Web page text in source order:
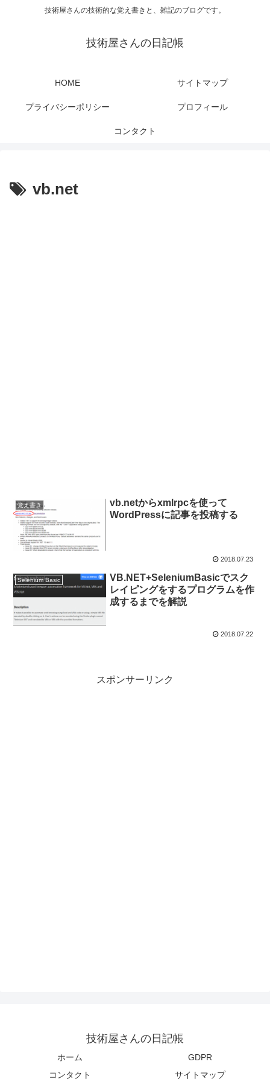
技術屋さんの技術的な覚え書きと、雑記のブログです。
技術屋さんの日記帳
HOME サイトマップ
プライバシーポリシー プロフィール
コンタクト
vb.net
覚え書き
vb.netからxmlrpcを使って
WordPressに記事を投稿する
2018.07.23
Selenium Basic
VB.NET+SeleniumBasicでスク
レイピングをするプログラムを作
成するまでを解説
2018.07.22
スポンサーリンク
技術屋さんの日記帳
ホーム
GDPR
コンタクト
サイトマップ